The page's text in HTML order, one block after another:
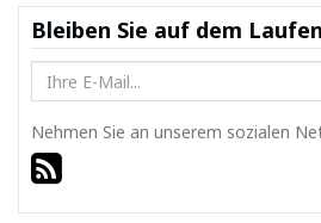
Bleiben Sie auf dem
Nehmen Sie an unserem sozialen